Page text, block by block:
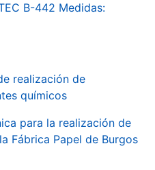
B-442 Medidas:
realización de
químicos
para la realización de
Fábrica Papel de Burgos